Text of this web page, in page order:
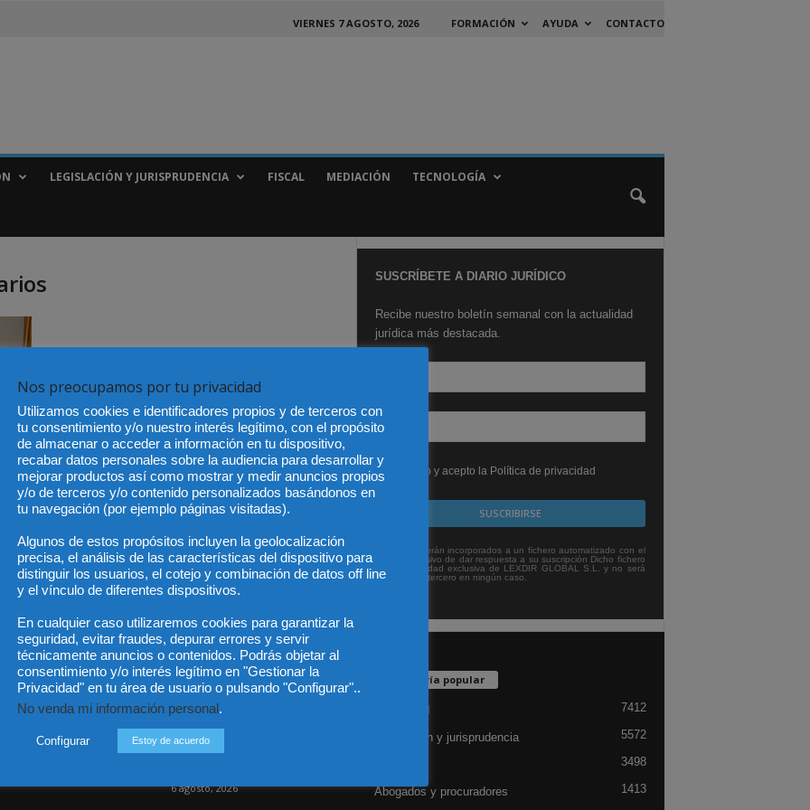
VIERNES 7 AGOSTO, 2026 FORMACIÓN AYUDA CONTACTO
LEGISLACIÓN Y JURISPRUDENCIA FISCAL MEDIACIÓN TECNOLOGÍA
SUSCRÍBETE A DIARIO JURÍDICO
Recibe nuestro boletín semanal con la actualidad
jurídica más destacada.
He leído y acepto la Política de privacidad
Sus datos serán incorporados a un fichero automatizado con el
objeto exclusivo de dar respuesta a su suscripción Dicho fichero
es de titularidad exclusiva de LEXDIR GLOBAL S.L. y no será
cedido a un tercero en ningún caso.
Incluso más noticias
Las empresas se exponen a
responsabilidades penales
por una prevención
6 agosto, 2026
Categoría popular
7412
Legislación y jurisprudencia 5572
3498
Abogados y procuradores
1413
Nos preocupamos por tu privacidad
Utilizamos cookies e identificadores propios y de terceros con
tu consentimiento y/o nuestro interés legítimo, con el propósito
de almacenar o acceder a información en tu dispositivo,
recabar datos personales sobre la audiencia para desarrollar y
mejorar productos así como mostrar y medir anuncios propios
y/o de terceros y/o contenido personalizados basándonos en
tu navegación (por ejemplo páginas visitadas).
Algunos de estos propósitos incluyen la geolocalización
precisa, el análisis de las características del dispositivo para
distinguir los usuarios, el cotejo y combinación de datos off line
y el vínculo de diferentes dispositivos.
En cualquier caso utilizaremos cookies para garantizar la
seguridad, evitar fraudes, depurar errores y servir
técnicamente anuncios o contenidos. Podrás objetar al
consentimiento y/o interés legítimo en "Gestionar la
Privacidad" en tu área de usuario o pulsando "Configurar"..
No venda mi información personal.
Configurar Estoy de acuerdo